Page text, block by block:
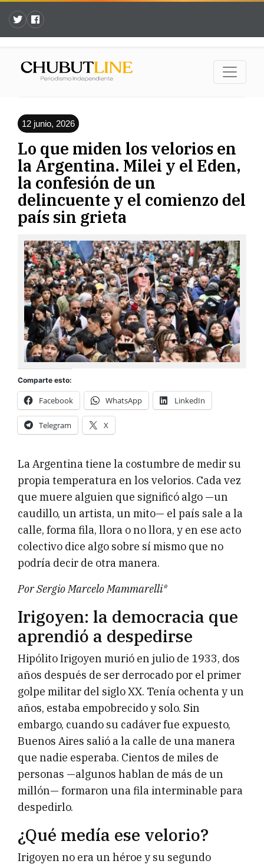
12 junio, 2026
Lo que miden los velorios en
la Argentina. Milei y el Eden,
la confesión de un
delincuente y el comienzo del
país sin grieta
Comparte esto:
Facebook WhatsApp LinkedIn
Telegram X
La Argentina tiene la costumbre de medir su
propia temperatura en los velorios. Cada vez
que muere alguien que significó algo —un
caudillo, un artista, un mito— el país sale a la
calle, forma fila, llora o no llora, y en ese acto
colectivo dice algo sobre sí mismo que no
podría decir de otra manera.
Por Sergio Marcelo Mammarelli*
Irigoyen: la democracia que
aprendió a despedirse
Hipólito Irigoyen murió en julio de 1933, dos
años después de ser derrocado por el primer
golpe militar del siglo XX. Tenía ochenta y un
años, estaba empobrecido y solo. Sin
embargo, cuando su cadáver fue expuesto,
Buenos Aires salió a la calle de una manera
que nadie esperaba. Cientos de miles de
personas —algunos hablan de más de un
millón— formaron una fila interminable para
despedirlo.
¿Qué medía ese velorio?
Irigoyen no era un héroe y su segundo